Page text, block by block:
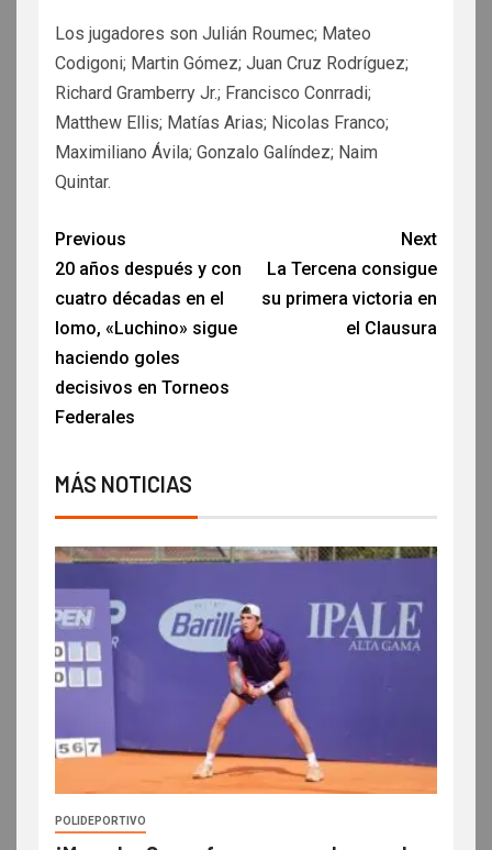
Los jugadores son Julián Roumec; Mateo
Codigoni; Martin Gómez; Juan Cruz Rodríguez;
Richard Gramberry Jr.; Francisco Conrradi;
Matthew Ellis; Matías Arias; Nicolas Franco;
Maximiliano Ávila; Gonzalo Galíndez; Naim
Quintar.
Previous
20 años después y con
cuatro décadas en el
lomo, «Luchino» sigue
haciendo goles
decisivos en Torneos
Federales
Next
La Tercena consigue
su primera victoria en
el Clausura
MÁS NOTICIAS
POLIDEPORTIVO